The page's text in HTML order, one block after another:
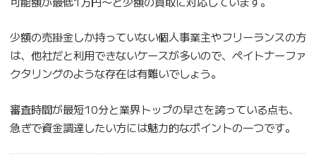
少額の売掛金しか持っていない個人事業主やフリーランスの方
は、他社だと利用できないケースが多いので、ペイトナーファ
クタリングのような存在は有難いでしょう。
審査時間が最短10分と業界トップの早さを誇っている点も、
急ぎで資金調達したい方には魅力的なポイントの一つです。